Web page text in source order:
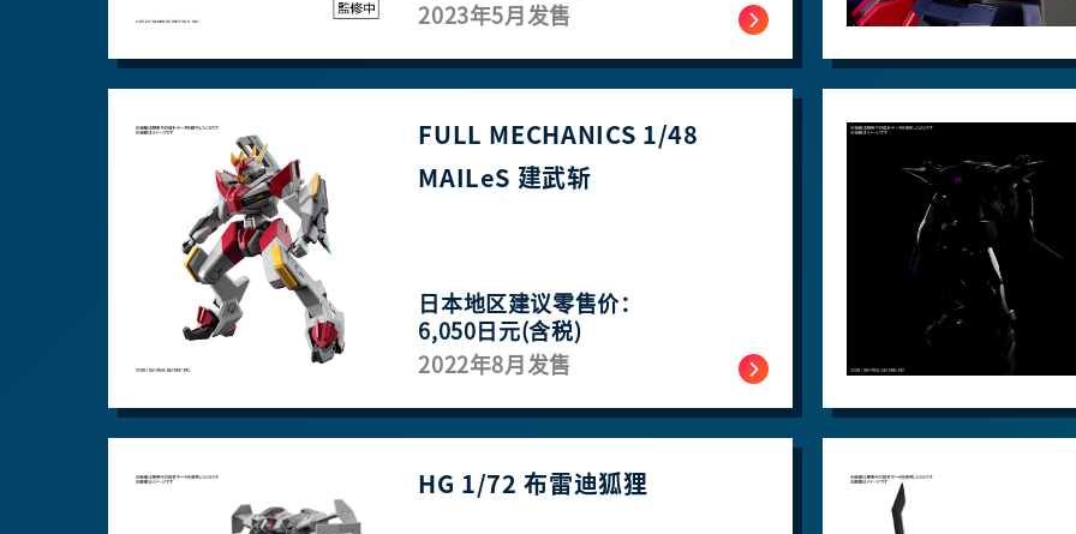
2023年5月发售
FULL MECHANICS 1/48
MAILeS 建武​​​​斩
日本地区建议零售价：
6,050日元(含税)
2022年8月发售
HG 1/72 布雷迪狐狸